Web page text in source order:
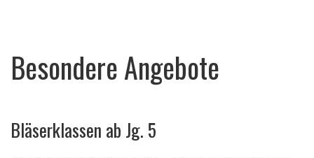
Besondere Angebote
Bläserklassen ab Jg. 5